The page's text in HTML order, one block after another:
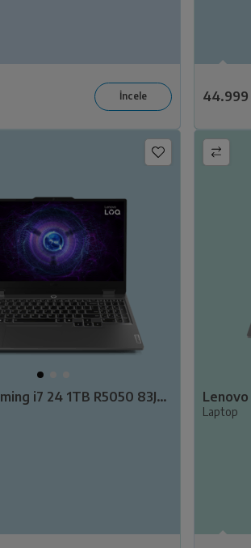
44.999
Lenovo Gaming i7 24 1TB R5050 83JE00KLTR
Laptop